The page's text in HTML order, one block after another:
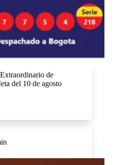
de
del 10 de agosto